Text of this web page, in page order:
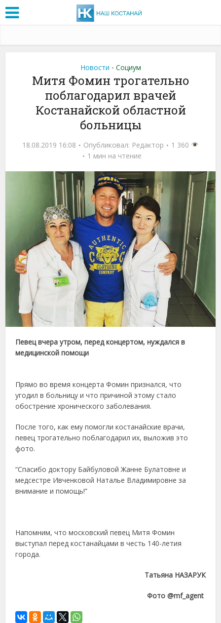
Новости • Социум
Митя Фомин трогательно
поблагодарил врачей
Костанайской областной
больницы
18.08.2019 16:08 Опубликовал: Редактор
1 360
1 мин на чтение
Певец вчера утром, перед концертом, нуждался в
медицинской помощи
Прямо во время концерта Фомин признался, что
угодил в больницу и что причиной этому стало
обострение хронического заболевания.
После того, как ему помогли костанайские врачи,
певец трогательно поблагодарил их, выложив это
фото.
“Спасибо доктору Байбуловой Жанне Булатовне и
медсестре Ивченковой Наталье Владимировне за
внимание и помощь!”
Напомним, что московский певец Митя Фомин
выступал перед костанайцами в честь 140-летия
города.
Татьяна НАЗАРУК
Фото @mf_agent